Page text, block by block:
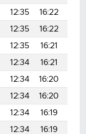
12:35 16:22
12:35 16:22
12:35 16:21
12:34 16:21
12:34 16:20
12:34 16:20
12:34 16:19
12:34 16:19